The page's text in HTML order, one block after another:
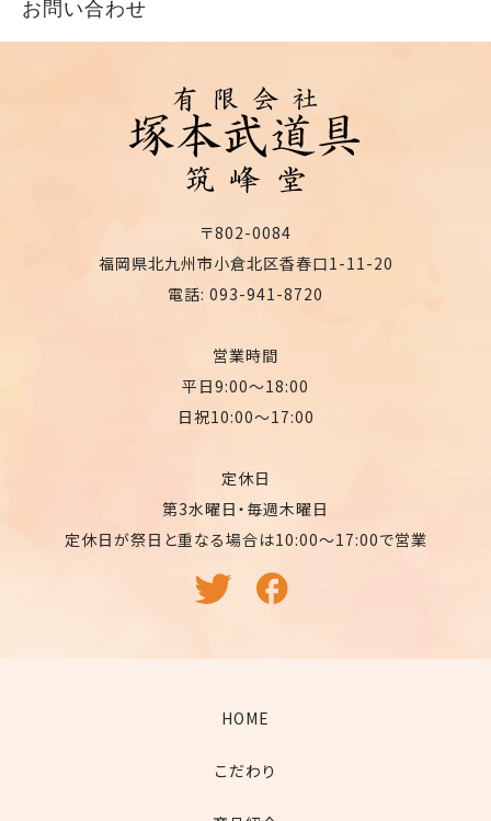
お問い合わせ
〒802-0084
福岡県北九州市小倉北区香春口1-11-20
電話: 093-941-8720
営業時間
平日9:00〜18:00
日祝10:00〜17:00
定休日
第3水曜日・毎週木曜日
定休日が祭日と重なる場合は10:00〜17:00で営業
HOME
こだわり